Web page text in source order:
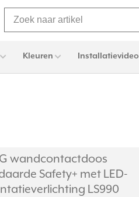
Kleuren Installatievideo
wandcontactdoos
Safety+ met LED-
LS990